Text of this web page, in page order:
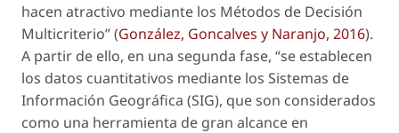
hacen atractivo mediante los Métodos de Decisión
Multicriterio” (González, Goncalves y Naranjo, 2016).
A partir de ello, en una segunda fase, “se establecen
los datos cuantitativos mediante los Sistemas de
Información Geográfica (SIG), que son considerados
como una herramienta de gran alcance en